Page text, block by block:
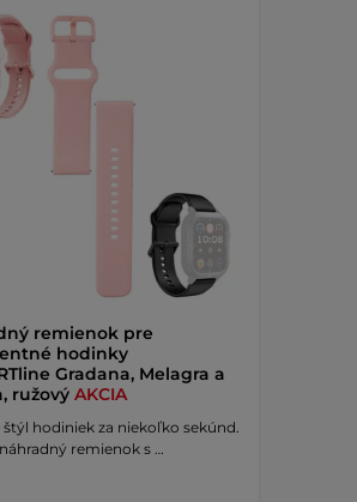
remienok pre
hodinky
Gradana, Melagra a
ružový AKCIA
hodiniek za niekoľko sekúnd.
remienok s …